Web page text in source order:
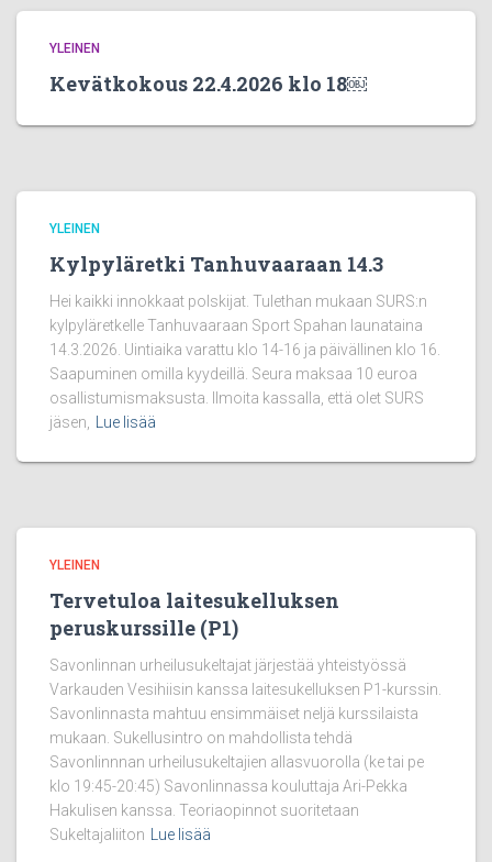
YLEINEN
Kevätkokous 22.4.2026 klo 18￼
YLEINEN
Kylpyläretki Tanhuvaaraan 14.3
Hei kaikki innokkaat polskijat. Tulethan mukaan SURS:n
kylpyläretkelle Tanhuvaaraan Sport Spahan launataina
14.3.2026. Uintiaika varattu klo 14-16 ja päivällinen klo 16.
Saapuminen omilla kyydeillä. Seura maksaa 10 euroa
osallistumismaksusta. Ilmoita kassalla, että olet SURS
jäsen,
Lue lisää
YLEINEN
Tervetuloa laitesukelluksen
peruskurssille (P1)
Savonlinnan urheilusukeltajat järjestää yhteistyössä
Varkauden Vesihiisin kanssa laitesukelluksen P1-kurssin.
Savonlinnasta mahtuu ensimmäiset neljä kurssilaista
mukaan. Sukellusintro on mahdollista tehdä
Savonlinnnan urheilusukeltajien allasvuorolla (ke tai pe
klo 19:45-20:45) Savonlinnassa kouluttaja Ari-Pekka
Hakulisen kanssa. Teoriaopinnot suoritetaan
Sukeltajaliiton
Lue lisää